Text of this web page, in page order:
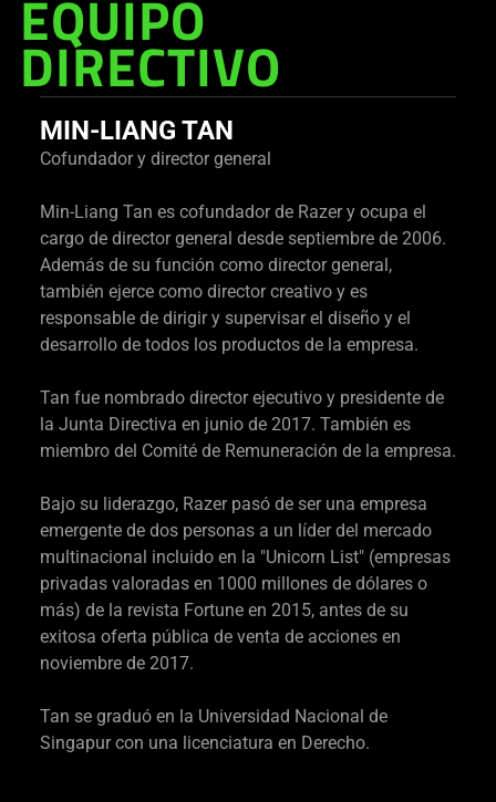
EQUIPO
DIRECTIVO
MIN-LIANG TAN
Cofundador y director general
Min-Liang Tan es cofundador de Razer y ocupa el
cargo de director general desde septiembre de 2006.
Además de su función como director general,
también ejerce como director creativo y es
responsable de dirigir y supervisar el diseño y el
desarrollo de todos los productos de la empresa.
Tan fue nombrado director ejecutivo y presidente de
la Junta Directiva en junio de 2017. También es
miembro del Comité de Remuneración de la empresa.
Bajo su liderazgo, Razer pasó de ser una empresa
emergente de dos personas a un líder del mercado
multinacional incluido en la "Unicorn List" (empresas
privadas valoradas en 1000 millones de dólares o
más) de la revista Fortune en 2015, antes de su
exitosa oferta pública de venta de acciones en
noviembre de 2017.
Tan se graduó en la Universidad Nacional de
Singapur con una licenciatura en Derecho.